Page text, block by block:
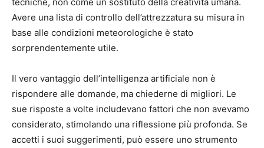
Avere una lista di controllo dell’attrezzatura su misura in
base alle condizioni meteorologiche è stato
sorprendentemente utile.
Il vero vantaggio dell’intelligenza artificiale non è
rispondere alle domande, ma chiederne di migliori. Le
sue risposte a volte includevano fattori che non avevamo
considerato, stimolando una riflessione più profonda. Se
accetti i suoi suggerimenti, può essere uno strumento